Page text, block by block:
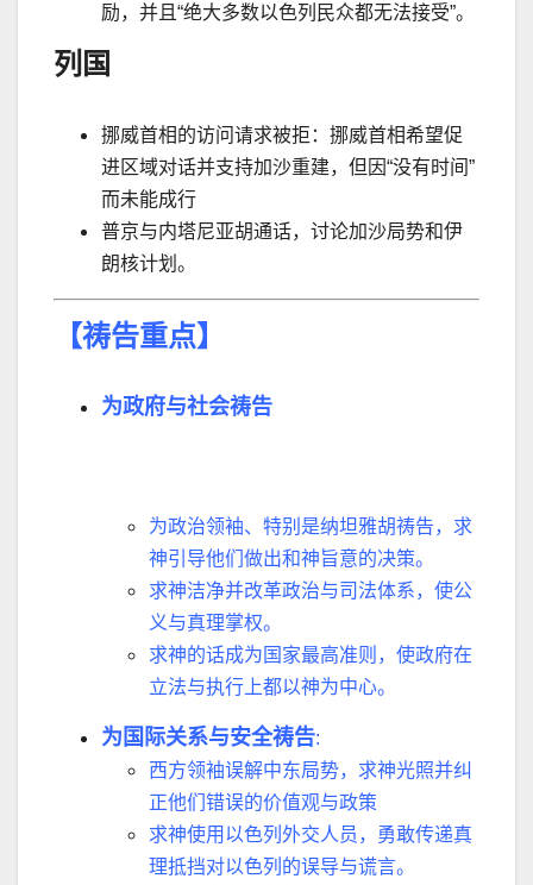
励，并且 “绝大多数以色列民众都无法接受”。
列国
挪威首相的访问请求被拒：挪威首相希望促
进区域对话并支持加沙重建，但因“没有时间”
而未能成行
普京与内塔尼亚胡通话，讨论加沙局势和伊
朗核计划。
【祷告重点】
为政府与社会祷告
为政治领袖、特别是纳坦雅胡祷告，求
神引导他们做出和神旨意的决策。
求神洁净并改革政治与司法体系，使公
义与真理掌权。
求神的话成为国家最高准则，使政府在
立法与执行上都以神为中心。
为国际关系与安全祷告:
西方领袖误解中东局势，求神光照并纠
正他们错误的价值观与政策
求神使用以色列外交人员，勇敢传递真
理抵挡对以色列的误导与谎言。